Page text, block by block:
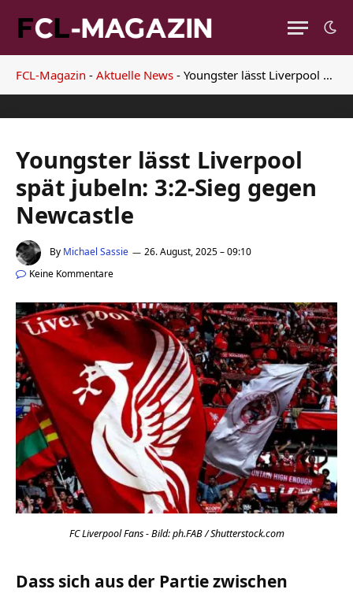
FCL-Magazin - Aktuelle News - Youngster lässt Liverpool spät jubeln: 3:2-Sieg gegen Newcastle
Youngster lässt Liverpool
spät jubeln: 3:2-Sieg gegen
Newcastle
By Michael Sassie
26. August, 2025 – 09:10
Keine Kommentare
FC Liverpool Fans - Bild: ph.FAB / Shutterstock.com
Dass sich aus der Partie zwischen